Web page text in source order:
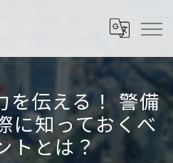
を伝える！ 警備
に知っておくべ
トとは？